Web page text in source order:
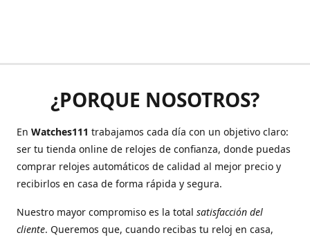
¿PORQUE NOSOTROS?
En Watches111 trabajamos cada día con un objetivo claro:
ser tu tienda online de relojes de confianza, donde puedas
comprar relojes automáticos de calidad al mejor precio y
recibirlos en casa de forma rápida y segura.
Nuestro mayor compromiso es la total satisfacción del
cliente. Queremos que, cuando recibas tu reloj en casa,